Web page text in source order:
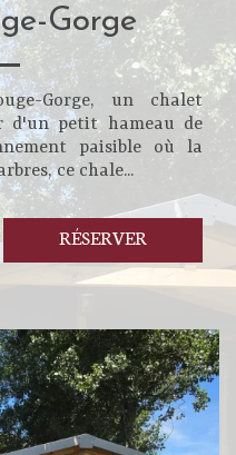
Gorge
Gorge, un chalet
d'un petit hameau de
paisible où la
ce chale...
RÉSERVER